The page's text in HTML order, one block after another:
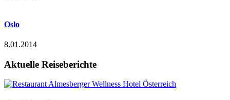
Oslo
8.01.2014
Aktuelle Reiseberichte